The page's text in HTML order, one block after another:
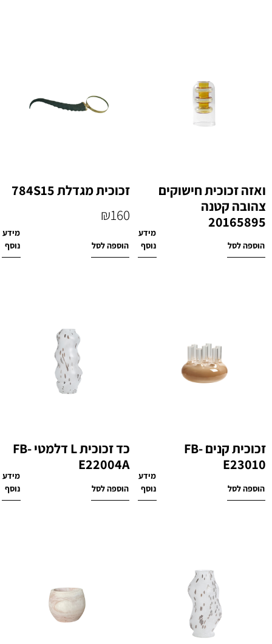
ואזה זכוכית חישוקים
צהובה קטנה
20165895
₪160
הוספה לסל
מידע
נוסף
זכוכית מגדלת 784S15
₪160
הוספה לסל
מידע
נוסף
זכוכית קנים FB-
E23010
₪240
הוספה לסל
מידע
נוסף
כד זכוכית L דלמטי FB-
E22004A
₪500
הוספה לסל
מידע
נוסף